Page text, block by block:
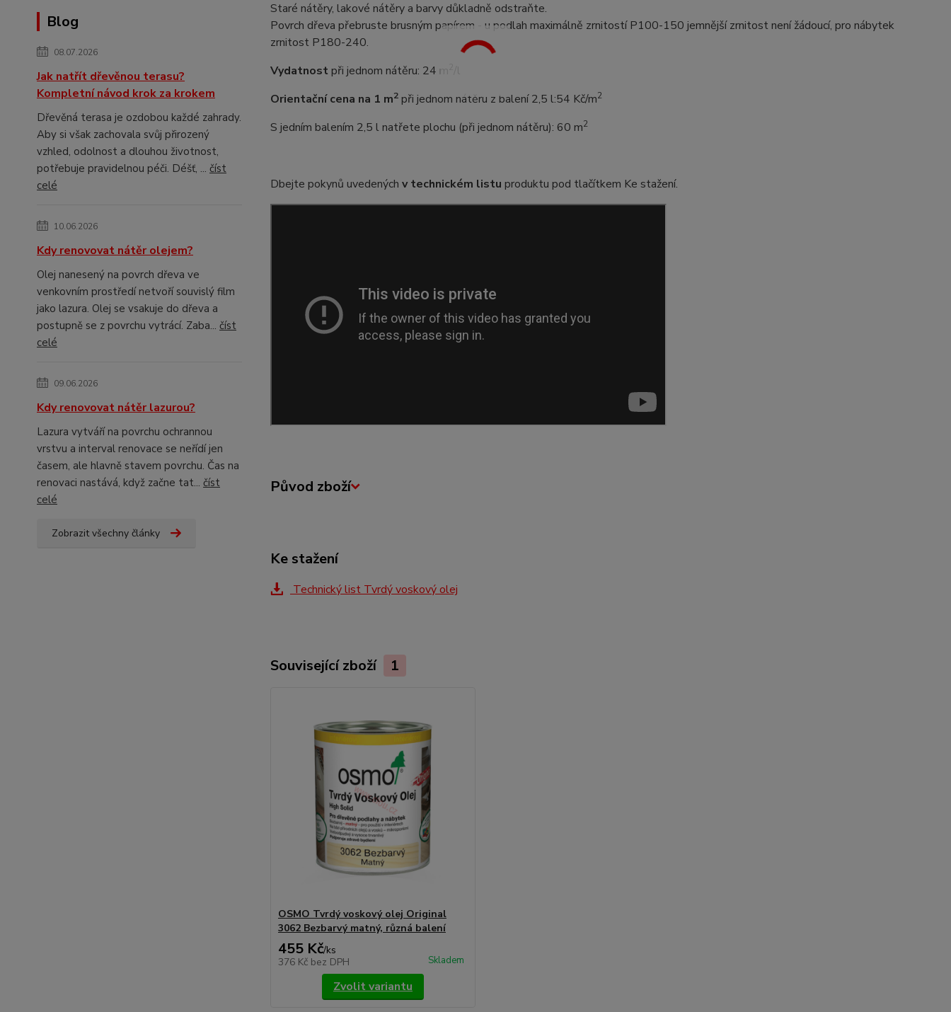
Blog
08.07.2026
Jak natřít dřevěnou terasu?
Kompletní návod krok za krokem
Dřevěná terasa je ozdobou každé zahrady.
Aby si však zachovala svůj přirozený
vzhled, odolnost a dlouhou životnost,
potřebuje pravidelnou péči. Déšť, ... číst
celé
10.06.2026
Kdy renovovat nátěr olejem?
Olej nanesený na povrch dřeva ve
venkovním prostředí netvoří souvislý film
jako lazura. Olej se vsakuje do dřeva a
postupně se z povrchu vytrácí. Zaba... číst
celé
09.06.2026
Kdy renovovat nátěr lazurou?
Lazura vytváří na povrchu ochrannou
vrstvu a interval renovace se neřídí jen
časem, ale hlavně stavem povrchu. Čas na
renovaci nastává, když začne tat... číst
celé
Zobrazit všechny články
Staré nátěry, lakové nátěry a barvy důkladně odstraňte.
Povrch dřeva přebruste brusným papírem - u podlah maximálně zrnitostí P100-150 jemnější zrnitost není žádoucí, pro nábytek
zrnitost P180-240.
Vydatnost při jednom nátěru: 24 m
Orientační cena na 1 m2při jednom nátěru z balení 2,5 l:54 Kč/m2
S jedním balením 2,5 l natřete plochu (při jednom nátěru): 60 m2
Dbejte pokynů uvedených v technickém listu produktu pod tlačítkem Ke stažení.
Původ zboží
Ke stažení
Technický list Tvrdý voskový olej
Související zboží 1
OSMO Tvrdý voskový olej Original
3062 Bezbarvý matný, různá balení
455 Kč/ks
376 Kč bez DPH Skladem
Zvolit variantu